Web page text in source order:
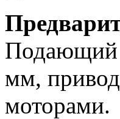
Подающий
мм,
моторами.